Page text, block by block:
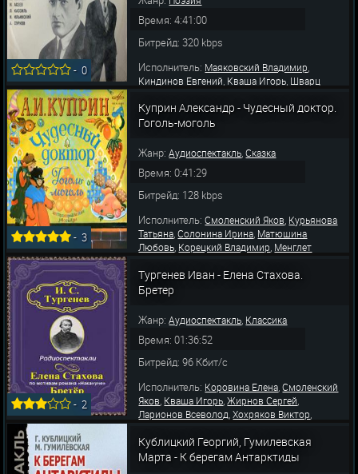
-0
Время: 4:41:00
Битрейд: 320 kbps
Исполнитель: Маяковский Владимир,
Киндинов Евгений, Кваша Игорь, Шварц
Лазарев Юрий,Качалов Василий,Журавлев
Дмитрий,Яхонтов Владимир
Фадеев Алексей,Маяковская А.
-3
Куприн Александр - Чудесный доктор.
Гоголь-моголь
Жанр:Аудиоспектакль ,Сказка
Время: 0:41:29
Битрейд: 128 kbps
Исполнитель:Смоленский Яков Курьянова
Татьяна ,Солонина Ирина Матюшина
Любовь Корецкий Владимир Менглет
-2
Тургенев Иван - Елена Стахова.
Бретер
Жанр:Аудиоспектакль, Классика
Время: 01:36:52
Битрейд: 96 Кбит/с
Исполнитель: Коровина Елена,Смоленский
Яков, Кваша Игорь,Жирнов Сергей,
Ларионов Всеволод,Хохряков Виктор,
Юрий
Кублицкий Георгий, Гумилевская
Марта - К берегам Антарктиды